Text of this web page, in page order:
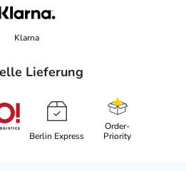
Klarna
Lieferung
Berlin Express
Order-
Priority